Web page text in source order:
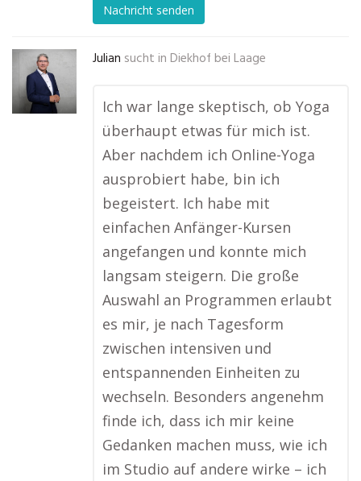
Nachricht senden
Julian sucht in Diekhof bei Laage
Ich war lange skeptisch, ob Yoga
überhaupt etwas für mich ist.
Aber nachdem ich Online-Yoga
ausprobiert habe, bin ich
begeistert. Ich habe mit
einfachen Anfänger-Kursen
angefangen und konnte mich
langsam steigern. Die große
Auswahl an Programmen erlaubt
es mir, je nach Tagesform
zwischen intensiven und
entspannenden Einheiten zu
wechseln. Besonders angenehm
finde ich, dass ich mir keine
Gedanken machen muss, wie ich
im Studio auf andere wirke – ich